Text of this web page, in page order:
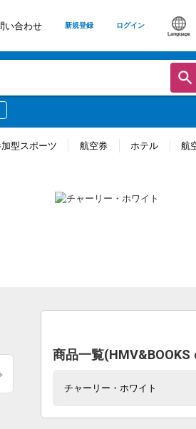
い合わせ 新規登録 ログイン
Language
型スポーツ 航空券 ホテル 航
商品一覧(HMV&BOOKS
チャーリー・ホワイト